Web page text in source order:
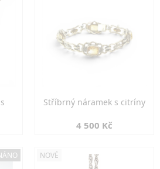
Stříbrný náramek s citríny
4 500 Kč
NOVÉ